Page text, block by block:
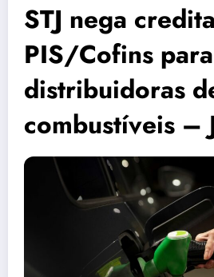
STJ nega
PIS/Cofins para
distribuidoras
combustíveis –